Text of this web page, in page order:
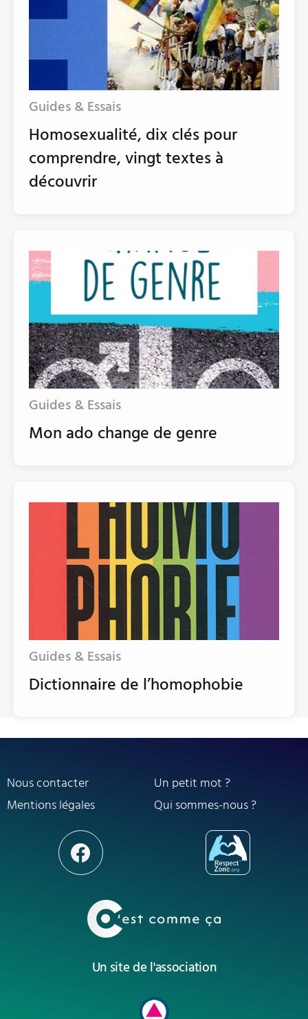
Guides & Essais
Homosexualité, dix clés pour
comprendre, vingt textes à
découvrir
Guides & Essais
Mon ado change de genre
Guides & Essais
Dictionnaire de l’homophobie
Nous contacter
Un petit mot ?
Mentions légales
Qui sommes-nous ?
Un site de l'association